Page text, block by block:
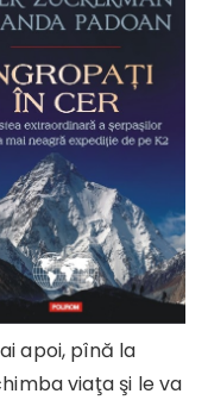
apoi, pînă la
viaţa şi le va